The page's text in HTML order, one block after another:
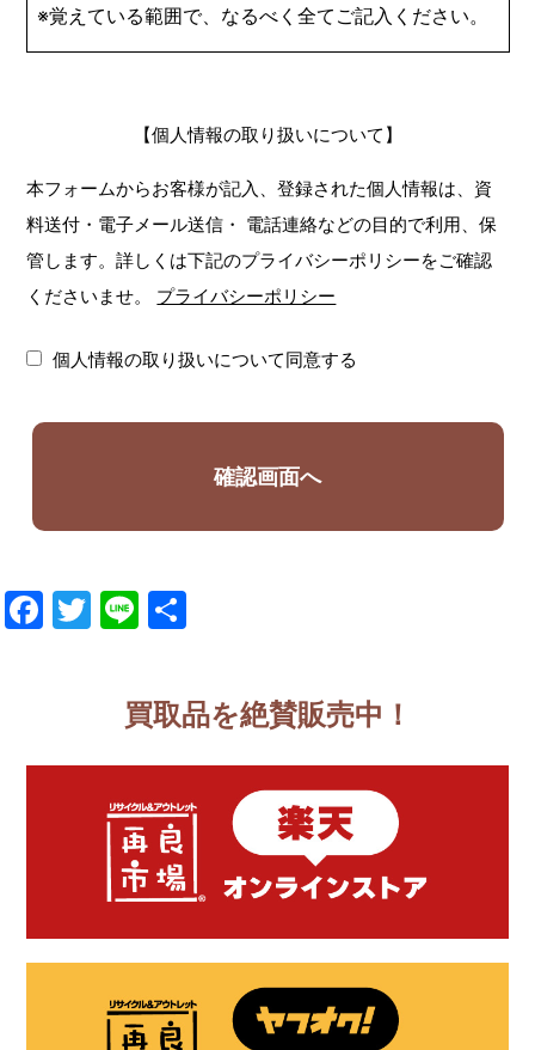
※覚えている範囲で、なるべく全てご記入ください。
【個人情報の取り扱いについて】
本フォームからお客様が記入、登録された個人情報は、資
料送付・電子メール送信・ 電話連絡などの目的で利用、保
管します。詳しくは下記のプライバシーポリシーをご確認
くださいませ。
プライバシーポリシー
個人情報の取り扱いについて同意する
Facebook
Twitter
Line
買取品を絶賛販売中！